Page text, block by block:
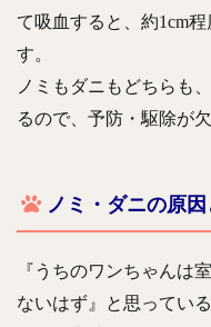
て吸血すると、約1cm
す。
ノミもダニもどちらも
るので、予防・駆除が
ノミ・ダニの原因
『うちのワンちゃんは
ないはず』と思ってい